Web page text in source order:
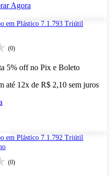
Agora
em Plástico 7.1.793 Triútil
(0)
5% off no Pix e Boleto
até 12x de R$ 2,10 sem juros
em Plástico 7.1.792 Triútil
(0)